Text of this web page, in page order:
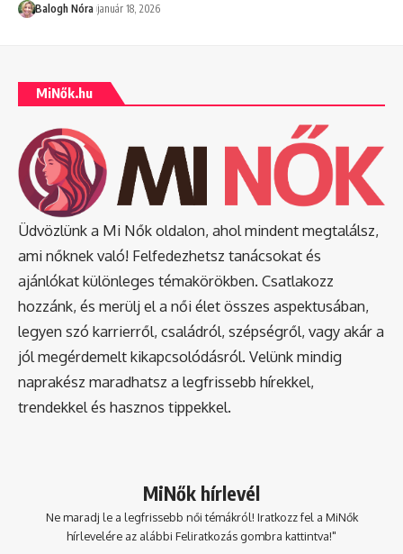
Balogh Nóra január 18, 2026
MiNők.hu
Üdvözlünk a Mi Nők oldalon, ahol mindent megtalálsz,
ami nőknek való! Felfedezhetsz tanácsokat és
ajánlókat különleges témakörökben. Csatlakozz
hozzánk, és merülj el a női élet összes aspektusában,
legyen szó karrierről, családról, szépségről, vagy akár a
jól megérdemelt kikapcsolódásról. Velünk mindig
naprakész maradhatsz a legfrissebb hírekkel,
trendekkel és hasznos tippekkel.
MiNők hírlevél
Ne maradj le a legfrissebb női témákról! Iratkozz fel a MiNők
hírlevelére az alábbi Feliratkozás gombra kattintva!"